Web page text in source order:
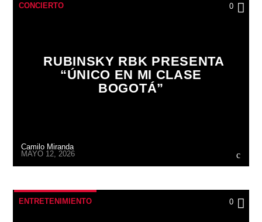
CONCIERTO 0
RUBINSKY RBK PRESENTA
“ÚNICO EN MI CLASE
BOGOTÁ”
Camilo Miranda
MAYO 12, 2026
ENTRETENIMIENTO 0